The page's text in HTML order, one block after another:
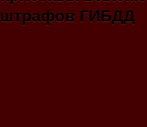
штрафов ГИБДД